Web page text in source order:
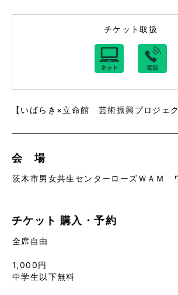
チケット取扱
【いばらき×立命館 芸術振興プロジェク
会 場
茨木市男女共生センターローズＷＡＭ
チケット 購入・予約
全席自由
1,000円
中学生以下無料